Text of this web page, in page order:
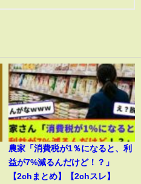
農家「消費税が1％になると、利
益が7%減るんだけど！？」
【2chまとめ】【2chスレ】